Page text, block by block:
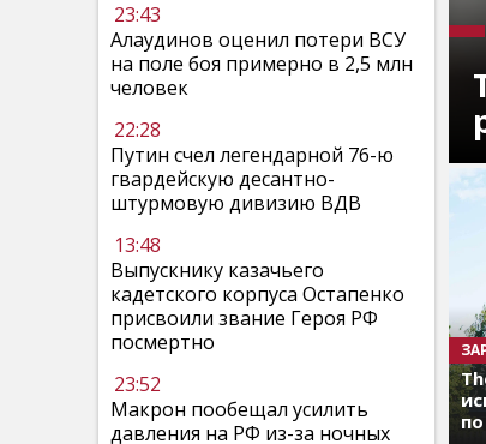
23:43
Алаудинов оценил потери ВСУ
на поле боя примерно в 2,5 млн
человек
22:28
Путин счел легендарной 76-ю
гвардейскую десантно-
штурмовую дивизию ВДВ
13:48
Выпускнику казачьего
кадетского корпуса Остапенко
присвоили звание Героя РФ
посмертно
23:52
Макрон пообещал усилить
давления на РФ из-за ночных